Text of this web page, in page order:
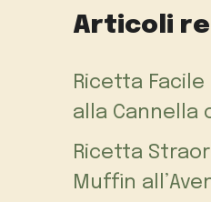
Articoli
Ricetta Facile
alla Cannella
Ricetta
Muffin